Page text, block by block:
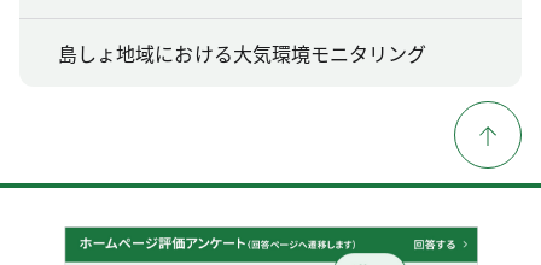
島しょ地域における大気環境モニタリング